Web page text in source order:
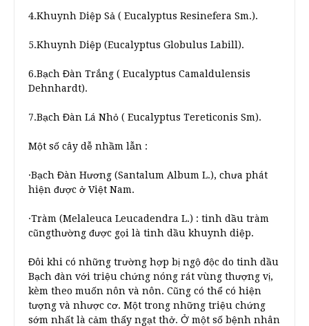
4.Khuynh Diệp Sả ( Eucalyptus Resinefera Sm.).
5.Khuynh Diệp (Eucalyptus Globulus Labill).
6.Bạch Đàn Trắng ( Eucalyptus Camaldulensis
Dehnhardt).
7.Bạch Đàn Lá Nhỏ ( Eucalyptus Tereticonis Sm).
Một số cây dễ nhầm lẫn :
·Bạch Đàn Hương (Santalum Album L.), chưa phát
hiện được ở Việt Nam.
·Tràm (Melaleuca Leucadendra L.) : tinh dầu tràm
cũngthường được gọi là tinh dầu khuynh diệp.
Đôi khi có những trường hợp bị ngộ độc do tinh dầu
Bạch đàn với triệu chứng nóng rát vùng thượng vị,
kèm theo muốn nôn và nôn. Cũng có thể có hiện
tượng và nhược cơ. Một trong những triệu chứng
sớm nhất là cảm thấy ngạt thở. Ở một số bệnh nhân